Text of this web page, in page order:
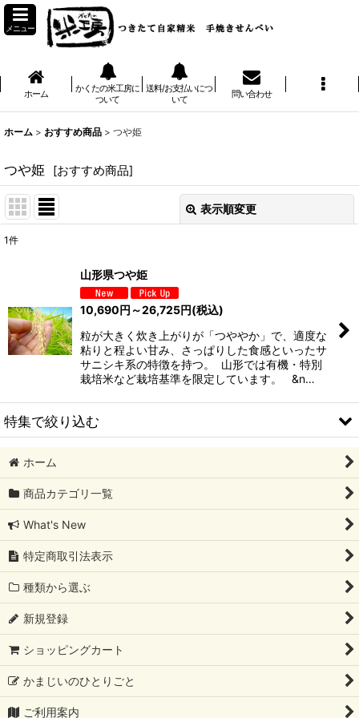
メニュー
ホーム
かくたの米工房に
ついて
送料/お支払いにつ
いて
問い合わせ
ホーム > おすすめ商品 > つや姫
つや姫 [おすすめ商品]
表示順変更
絞り込む
1件
山形県つや姫
10,690円 ～26,725円(税込)
粒が大きく炊き上がりが「つややか」で、適度な
粘りと程よい甘み、さっぱりした食感といったサ
サニシキ系の特徴を持つ。 山形では有機・特別
栽培米など栽培基準を限定しています。 &n…
特集で絞り込む
彩のかがやき
コシヒカリ
あきたこまち
ひとめぼれ
はえぬき
ゆめぴりか
ホーム
商品カテゴリ一覧
What's New
特定商取引法表示
種類から選ぶ
新規登録
ショッピングカート
かまじいのひとりごと
ご利用案内